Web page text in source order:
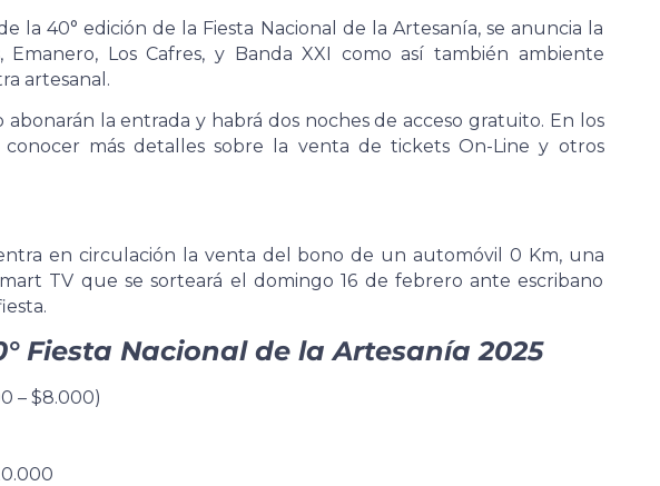
la 40° edición de la Fiesta Nacional de la Artesanía, se anuncia la
Emanero, Los Cafres, y Banda XXI como así también ambiente
artesanal.
abonarán la entrada y habrá dos noches de acceso gratuito. En los
conocer más detalles sobre la venta de tickets On-Line y otros
en circulación la venta del bono de un automóvil 0 Km, una
TV que se sorteará el domingo 16 de febrero ante escribano
Fiesta Nacional de la Artesanía 2025
– $8.000)